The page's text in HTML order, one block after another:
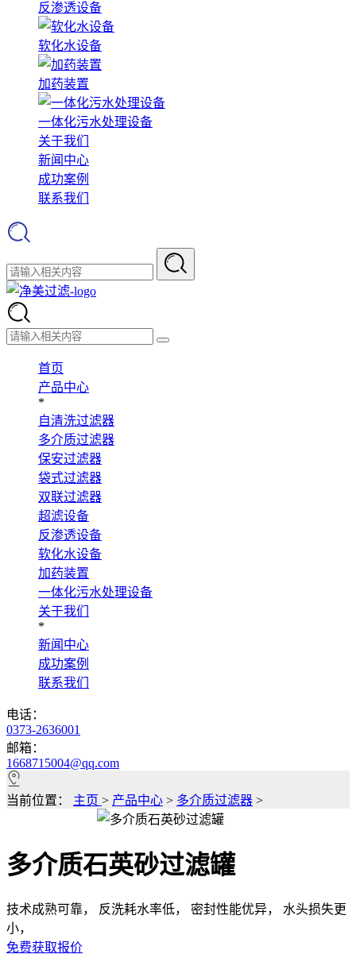
反渗透设备
软化水设备
加药装置
一体化污水处理设备
关于我们
新闻中心
成功案例
联系我们
首页
产品中心
*
自清洗过滤器
多介质过滤器
保安过滤器
袋式过滤器
双联过滤器
超滤设备
反渗透设备
软化水设备
加药装置
一体化污水处理设备
关于我们
*
新闻中心
成功案例
联系我们
电话：
0373-2636001
邮箱：
1668715004@qq.com
当前位置： 主页 > 产品中心 > 多介质过滤器 >
多介质石英砂过滤罐
技术成熟可靠， 反洗耗水率低， 密封性能优异， 水头损失更
小，
免费获取报价